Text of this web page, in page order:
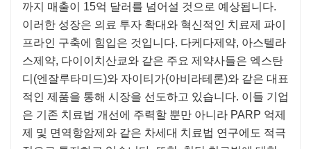
까지 매출이 15억 달러를 넘어설 것으로 예상됩니다.
이러한 성장은 의료 투자 확대와 혁신적인 치료제 파이
프라인 구축에 힘입은 것입니다. 다케다제약, 아스텔라
스제약, 다이이치산쿄와 같은 주요 제약사들은 엑스탄
디(엔잘루타미드)와 자이티가(아비라테론)와 같은 대표
적인 제품을 통해 시장을 선도하고 있습니다. 이들 기업
은 기존 치료법 개선에 주력할 뿐만 아니라 PARP 억제
제 및 면역항암제와 같은 차세대 치료법 연구에도 적극